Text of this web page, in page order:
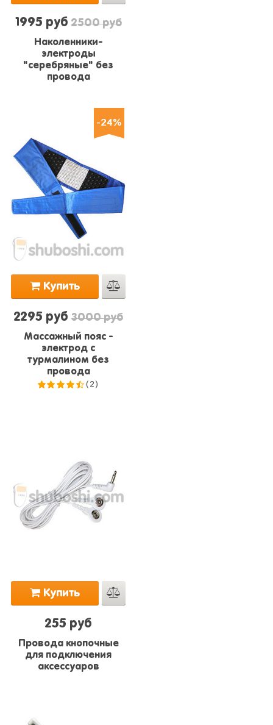
1995 руб2500 руб
Наколенники-
электроды
"серебряные" без
провода
-24%
Купить
2295 руб3000 руб
Массажный пояс -
электрод с
турмалином без
провода
(2)
Купить
255 руб
Провода кнопочные
для подключения
аксессуаров